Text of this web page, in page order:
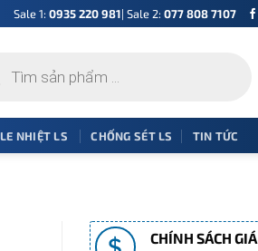
Sale 1: 0935 220 981| Sale 2: 077 808 7107
NHIỆT LS CHỐNG SÉT LS TIN TỨC
CHÍNH SÁCH GIÁ